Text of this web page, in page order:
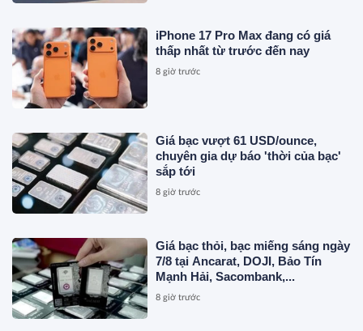
iPhone 17 Pro Max đang có giá
thấp nhất từ trước đến nay
8 giờ trước
Giá bạc vượt 61 USD/ounce,
chuyên gia dự báo 'thời của bạc'
sắp tới
8 giờ trước
Giá bạc thỏi, bạc miếng sáng ngày
7/8 tại Ancarat, DOJI, Bảo Tín
Mạnh Hải, Sacombank,...
8 giờ trước